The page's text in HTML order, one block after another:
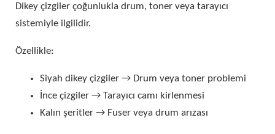
Dikey çizgiler çoğunlukla drum, toner veya tarayıcı
sistemiyle ilgilidir.
Özellikle:
Siyah dikey çizgiler → Drum veya toner problemi
İnce çizgiler → Tarayıcı camı kirlenmesi
Kalın şeritler → Fuser veya drum arızası